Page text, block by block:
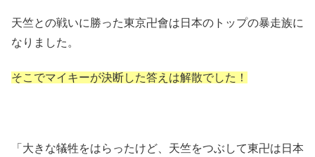
天竺との戦いに勝った東京卍會は日本のトップの暴走族に
なりました。
そこでマイキーが決断した答えは解散でした！
「大きな犠牲をはらったけど、天竺をつぶして東卍は日本